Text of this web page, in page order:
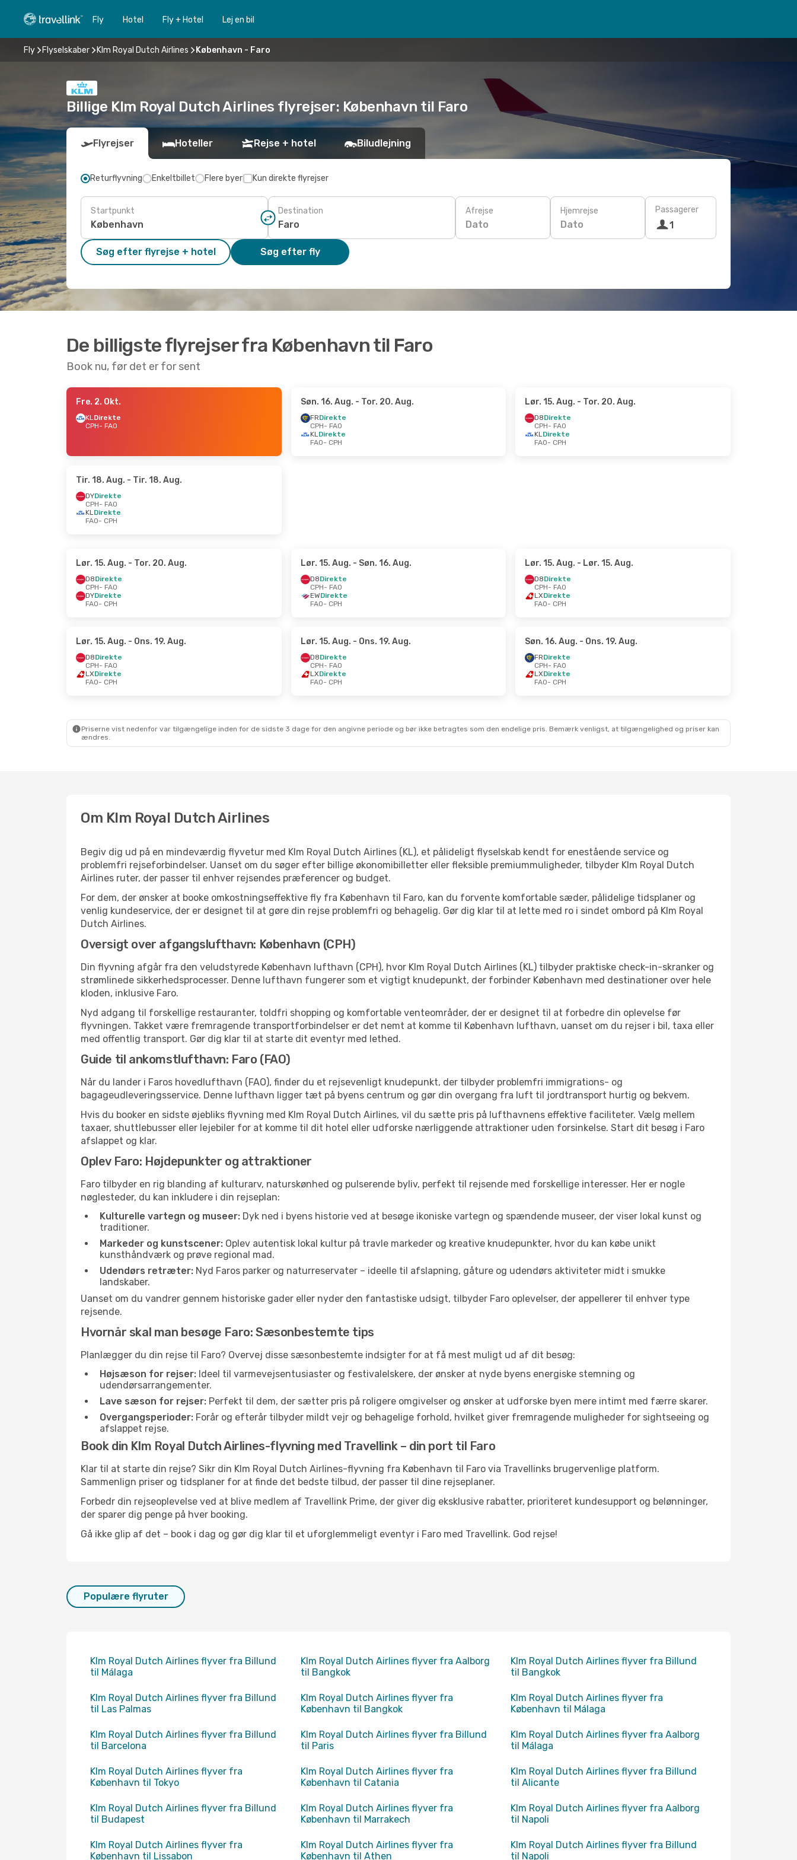
Fly Hotel Fly + Hotel Lej en bil
Fly Flyselskaber Klm Royal Dutch Airlines København - Faro
Billige Klm Royal Dutch Airlines flyrejser: København til Faro
Flyrejser Hoteller Rejse + hotel Biludlejning
Returflyvning Enkeltbillet Flere byer Kun direkte flyrejser
Startpunkt Destination Afrejse
Dato
Hjemrejse
Dato
Passagerer
1
Søg efter flyrejse + hotel Søg efter fly
De billigste flyrejser fra København til Faro
Book nu, før det er for sent
Fre. 2. Okt.
KLDirekte
CPH- FAO
Søn. 16. Aug. - Tor. 20. Aug.
FRDirekte
CPH- FAO
KLDirekte
FAO- CPH
Lør. 15. Aug. - Tor. 20. Aug.
D8Direkte
CPH- FAO
KLDirekte
FAO- CPH
Tir. 18. Aug. - Tir. 18. Aug.
DYDirekte
CPH- FAO
KLDirekte
FAO- CPH
Lør. 15. Aug. - Tor. 20. Aug.
D8Direkte
CPH- FAO
DYDirekte
FAO- CPH
Lør. 15. Aug. - Søn. 16. Aug.
D8Direkte
CPH- FAO
EWDirekte
FAO- CPH
Lør. 15. Aug. - Lør. 15. Aug.
D8Direkte
CPH- FAO
LXDirekte
FAO- CPH
Lør. 15. Aug. - Ons. 19. Aug.
D8Direkte
CPH- FAO
LXDirekte
FAO- CPH
Lør. 15. Aug. - Ons. 19. Aug.
D8Direkte
CPH- FAO
LXDirekte
FAO- CPH
Søn. 16. Aug. - Ons. 19. Aug.
FRDirekte
CPH- FAO
LXDirekte
FAO- CPH
Priserne vist nedenfor var tilgængelige inden for de sidste 3 dage for den angivne periode og bør ikke betragtes som den endelige pris. Bemærk venligst, at tilgængelighed og priser kan
ændres.
Om Klm Royal Dutch Airlines
Begiv dig ud på en mindeværdig flyvetur med Klm Royal Dutch Airlines (KL), et pålideligt flyselskab kendt for enestående service og
problemfri rejseforbindelser. Uanset om du søger efter billige økonomibilletter eller fleksible premiummuligheder, tilbyder Klm Royal Dutch
Airlines ruter, der passer til enhver rejsendes præferencer og budget.
For dem, der ønsker at booke omkostningseffektive fly fra København til Faro, kan du forvente komfortable sæder, pålidelige tidsplaner og
venlig kundeservice, der er designet til at gøre din rejse problemfri og behagelig. Gør dig klar til at lette med ro i sindet ombord på Klm Royal
Dutch Airlines.
Oversigt over afgangslufthavn: København (CPH)
Din flyvning afgår fra den veludstyrede København lufthavn (CPH), hvor Klm Royal Dutch Airlines (KL) tilbyder praktiske check-in-skranker og
strømlinede sikkerhedsprocesser. Denne lufthavn fungerer som et vigtigt knudepunkt, der forbinder København med destinationer over hele
kloden, inklusive Faro.
Nyd adgang til forskellige restauranter, toldfri shopping og komfortable venteområder, der er designet til at forbedre din oplevelse før
flyvningen. Takket være fremragende transportforbindelser er det nemt at komme til København lufthavn, uanset om du rejser i bil, taxa eller
med offentlig transport. Gør dig klar til at starte dit eventyr med lethed.
Guide til ankomstlufthavn: Faro (FAO)
Når du lander i Faros hovedlufthavn (FAO), finder du et rejsevenligt knudepunkt, der tilbyder problemfri immigrations- og
bagageudleveringsservice. Denne lufthavn ligger tæt på byens centrum og gør din overgang fra luft til jordtransport hurtig og bekvem.
Hvis du booker en sidste øjebliks flyvning med Klm Royal Dutch Airlines, vil du sætte pris på lufthavnens effektive faciliteter. Vælg mellem
taxaer, shuttlebusser eller lejebiler for at komme til dit hotel eller udforske nærliggende attraktioner uden forsinkelse. Start dit besøg i Faro
afslappet og klar.
Oplev Faro: Højdepunkter og attraktioner
Faro tilbyder en rig blanding af kulturarv, naturskønhed og pulserende byliv, perfekt til rejsende med forskellige interesser. Her er nogle
nøglesteder, du kan inkludere i din rejseplan:
Kulturelle vartegn og museer: Dyk ned i byens historie ved at besøge ikoniske vartegn og spændende museer, der viser lokal kunst og
traditioner.
Markeder og kunstscener: Oplev autentisk lokal kultur på travle markeder og kreative knudepunkter, hvor du kan købe unikt
kunsthåndværk og prøve regional mad.
Udendørs retræter: Nyd Faros parker og naturreservater – ideelle til afslapning, gåture og udendørs aktiviteter midt i smukke
landskaber.
Uanset om du vandrer gennem historiske gader eller nyder den fantastiske udsigt, tilbyder Faro oplevelser, der appellerer til enhver type
rejsende.
Hvornår skal man besøge Faro: Sæsonbestemte tips
Planlægger du din rejse til Faro? Overvej disse sæsonbestemte indsigter for at få mest muligt ud af dit besøg:
Højsæson for rejser: Ideel til varmevejsentusiaster og festivalelskere, der ønsker at nyde byens energiske stemning og
udendørsarrangementer.
Lave sæson for rejser: Perfekt til dem, der sætter pris på roligere omgivelser og ønsker at udforske byen mere intimt med færre skarer.
Overgangsperioder: Forår og efterår tilbyder mildt vejr og behagelige forhold, hvilket giver fremragende muligheder for sightseeing og
afslappet rejse.
Book din Klm Royal Dutch Airlines-flyvning med Travellink – din port til Faro
Klar til at starte din rejse? Sikr din Klm Royal Dutch Airlines-flyvning fra København til Faro via Travellinks brugervenlige platform.
Sammenlign priser og tidsplaner for at finde det bedste tilbud, der passer til dine rejseplaner.
Forbedr din rejseoplevelse ved at blive medlem af Travellink Prime, der giver dig eksklusive rabatter, prioriteret kundesupport og belønninger,
der sparer dig penge på hver booking.
Gå ikke glip af det – book i dag og gør dig klar til et uforglemmeligt eventyr i Faro med Travellink. God rejse!
Populære flyruter
Klm Royal Dutch Airlines flyver fra Billund
til Málaga
Klm Royal Dutch Airlines flyver fra Aalborg
til Bangkok
Klm Royal Dutch Airlines flyver fra Billund
til Bangkok
Klm Royal Dutch Airlines flyver fra Billund
til Las Palmas
Klm Royal Dutch Airlines flyver fra
København til Bangkok
Klm Royal Dutch Airlines flyver fra
København til Málaga
Klm Royal Dutch Airlines flyver fra Billund
til Barcelona
Klm Royal Dutch Airlines flyver fra Billund
til Paris
Klm Royal Dutch Airlines flyver fra Aalborg
til Málaga
Klm Royal Dutch Airlines flyver fra
København til Tokyo
Klm Royal Dutch Airlines flyver fra
København til Catania
Klm Royal Dutch Airlines flyver fra Billund
til Alicante
Klm Royal Dutch Airlines flyver fra Billund
til Budapest
Klm Royal Dutch Airlines flyver fra
København til Marrakech
Klm Royal Dutch Airlines flyver fra Aalborg
til Napoli
Klm Royal Dutch Airlines flyver fra
København til Lissabon
Klm Royal Dutch Airlines flyver fra
København til Athen
Klm Royal Dutch Airlines flyver fra Billund
til Napoli